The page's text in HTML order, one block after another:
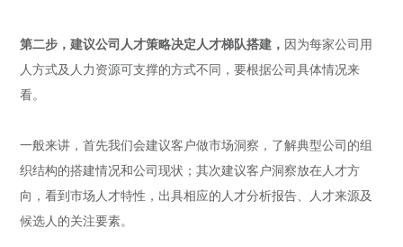
第二步，建议公司人才策略决定人才梯队搭建， 因为每家公司用
人方式及人力资源可支撑的方式不同，要根据公司具体情况来
看。
一般来讲，首先我们会建议客户做市场洞察，了解典型公司的组
织结构的搭建情况和公司现状；其次建议客户洞察放在人才方
向，看到市场人才特性，出具相应的人才分析报告、人才来源及
候选人的关注要素。